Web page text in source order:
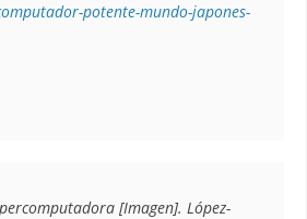
potente-mundo-japones-
[Imagen]. López-